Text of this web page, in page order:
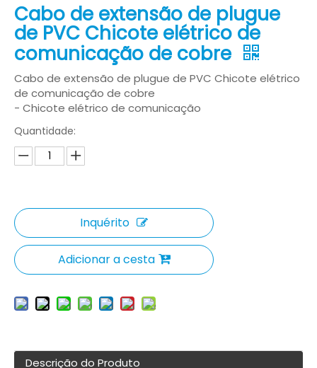
Cabo de extensão de plugue
de PVC Chicote elétrico de
comunicação de cobre
Cabo de extensão de plugue de PVC Chicote elétrico
de comunicação de cobre
- Chicote elétrico de comunicação
Quantidade:
Inquérito
Adicionar a cesta
Descrição do Produto